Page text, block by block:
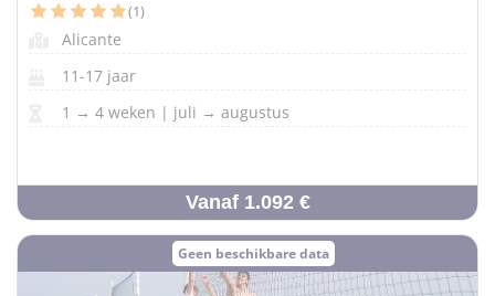
(1)
Alicante
11-17 jaar
1 → 4 weken | juli → augustus
Vanaf 1.092 €
Geen beschikbare data